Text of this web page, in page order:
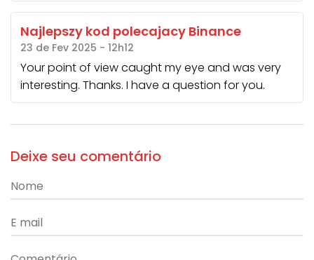
Najlepszy kod polecajacy Binance
23 de Fev 2025 - 12h12
Your point of view caught my eye and was very
interesting. Thanks. I have a question for you.
Deixe seu comentário